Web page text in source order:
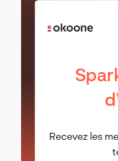
Recevez les